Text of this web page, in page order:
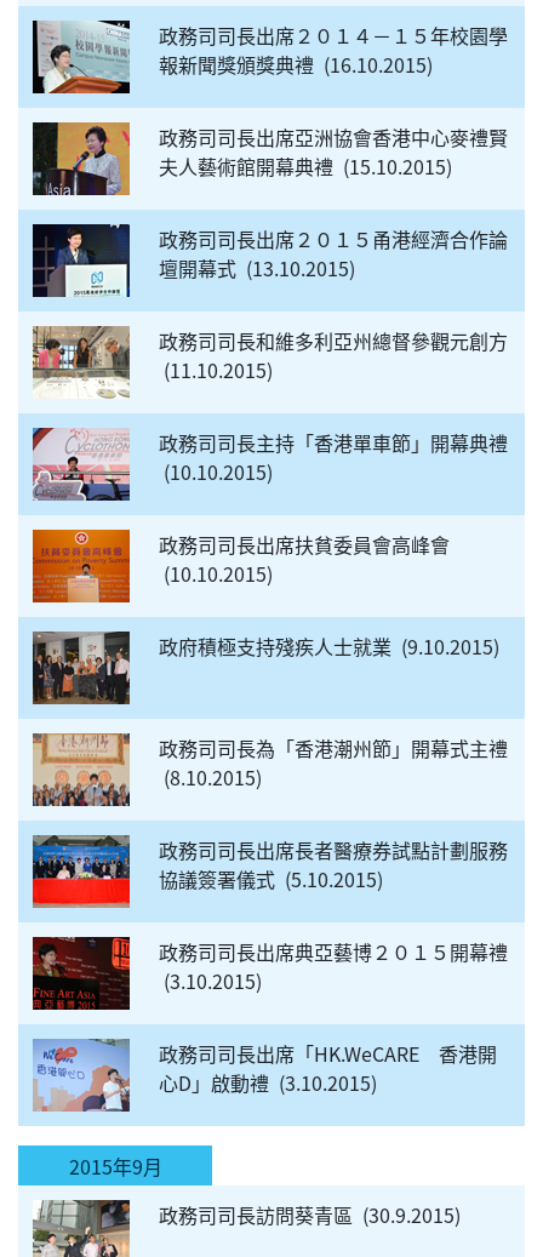
政務司司長出席２０１４－１５年校園學
報新聞獎頒獎典禮 16.10.2015
政務司司長出席亞洲協會香港中心麥禮賢
夫人藝術館開幕典禮 15.10.2015
政務司司長出席２０１５甬港經濟合作論
壇開幕式 13.10.2015
政務司司長和維多利亞州總督參觀元創方
11.10.2015
政務司司長主持「香港單車節」開幕典禮
10.10.2015
政務司司長出席扶貧委員會高峰會
10.10.2015
政府積極支持殘疾人士就業 9.10.2015
政務司司長為「香港潮州節」開幕式主禮
8.10.2015
政務司司長出席長者醫療券試點計劃服務
協議簽署儀式 5.10.2015
政務司司長出席典亞藝博２０１５開幕禮
3.10.2015
政務司司長出席「HK.WeCARE 香港開
心D」啟動禮 3.10.2015
2015年9月
政務司司長訪問葵青區 30.9.2015